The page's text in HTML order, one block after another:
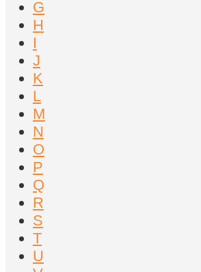
G
H
I
J
K
L
M
N
O
P
Q
R
S
T
U